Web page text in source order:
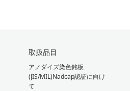
取扱品目
アノダイズ染色銘板
(JIS/MIL)Nadcap認証に向け
て